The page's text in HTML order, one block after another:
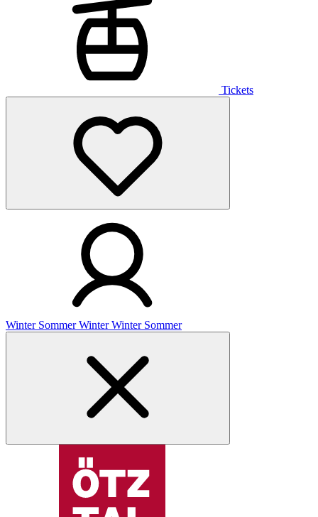
Tickets
Winter Sommer Winter Winter Sommer